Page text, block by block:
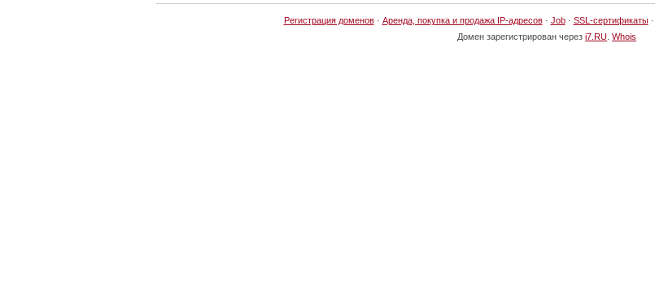
Регистрация доменов· Аренда, покупка и продажа IP-адресов· Job· SSL-сертификаты·
Домен зарегистрирован через i7.RU Whois